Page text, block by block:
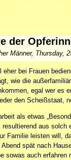
der
Männer, Thursday,
eher bei Frauen
wie die
egal wer es
den Scheißstaat,
als etwas
aus
Familie leisten will,
spät nach
sowas auch